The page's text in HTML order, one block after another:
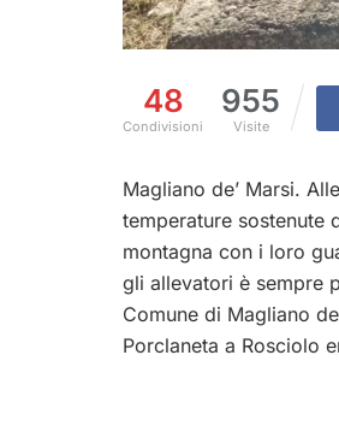
48
Condivisioni
955
Visite
Magliano de’ Marsi.
temperature sostenute
montagna con i loro
gli allevatori è sempre
Comune di Magliano
Porclaneta a Rosciolo